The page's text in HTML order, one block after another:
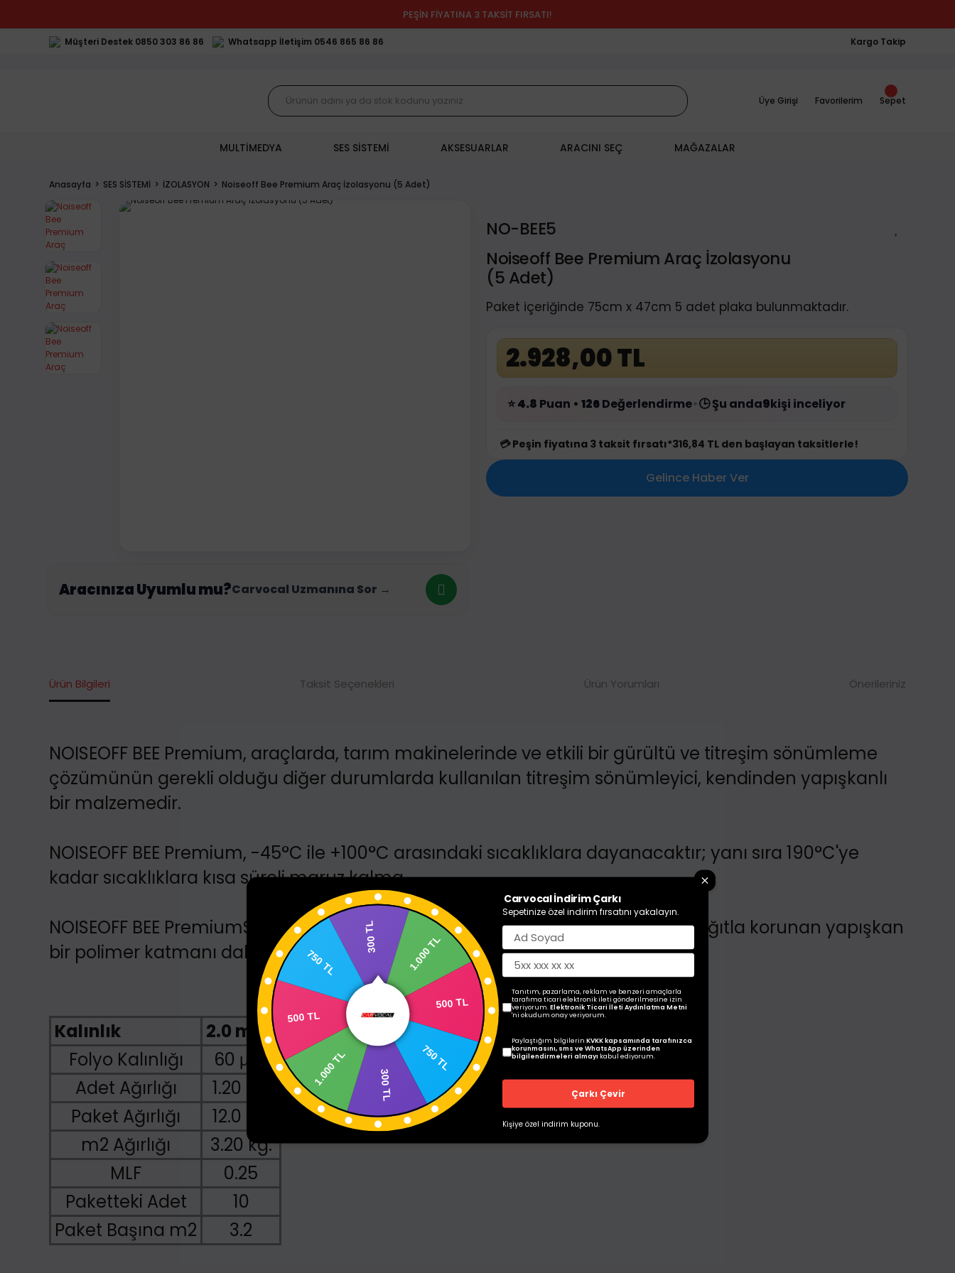
PEŞİN FİYATINA 3 TAKSİT FIRSATI!
Müşteri Destek 0850 303 86 86 Whatsapp İletişim 0546 865 86 86 Kargo Takip
Üye Girişi Favorilerim Sepet
MULTİMEDYA SES SİSTEMİ AKSESUARLAR ARACINI SEÇ MAĞAZALAR
Anasayfa SES SİSTEMİ İZOLASYON Noiseoff Bee Premium Araç İzolasyonu (5 Adet)
Aracınıza Uyumlu mu?Carvocal Uzmanına Sor →
NO-BEE5
Noiseoff Bee Premium Araç İzolasyonu
(5 Adet)
Paket içeriğinde 75cm x 47cm 5 adet plaka bulunmaktadır.
2.928,00 TL
⭐4.8 Puan • 126Değerlendirme•🕒 Şu anda9kişi inceliyor
💳 Peşin fiyatına 3 taksit fırsatı*316,84 TL den başlayan taksitlerle!
Gelince Haber Ver
Ürün Bilgileri Taksit Seçenekleri Ürün Yorumları Önerileriniz
NOISEOFF BEE Premium, araçlarda, tarım makinelerinde ve etkili bir gürültü ve titreşim sönümleme
çözümünün gerekli olduğu diğer durumlarda kullanılan titreşim sönümleyici, kendinden yapışkanlı
bir malzemedir.
NOISEOFF BEE Premium, -45°C ile +100°C arasındaki sıcaklıklara dayanacaktır; yanı sıra 190°C'ye
kadar sıcaklıklara kısa süreli maruz kalma.
NOISEOFF BEE PremiumStandart, kabartmalı alüminyum folyo ve yapışmaz kağıtla korunan yapışkan
bir polimer katmanı dahil olmak üzere birkaç katmandan oluşur.
Teknik Özellikler
Kalınlık
2.0 mm.
Folyo Kalınlığı
60 μm
Adet Ağırlığı
1.20 kg.
Paket Ağırlığı
12.0 kg.
m2 Ağırlığı
3.20 kg.
MLF
0.25
Paketteki Adet
10
Paket Başına m2
3.2
300 TL 1.000 TL
500 TL
750 TL
300 TL
1.000 TL
500 TL
750 TL
Carvocal İndirim Çarkı
Sepetinize özel indirim fırsatını yakalayın.
Tanıtım, pazarlama, reklam ve benzeri amaçlarla
tarafıma ticari elektronik ileti gönderilmesine izin
veriyorum.Elektronik Ticari İleti Aydınlatma Metni
'ni okudum onay veriyorum.
Paylaştığım bilgilerin KVKK kapsamında tarafınızca
korunmasını, sms ve WhatsApp üzerinden
bilgilendirmeleri almayı kabul ediyorum.
Çarkı Çevir
Kişiye özel indirim kuponu.